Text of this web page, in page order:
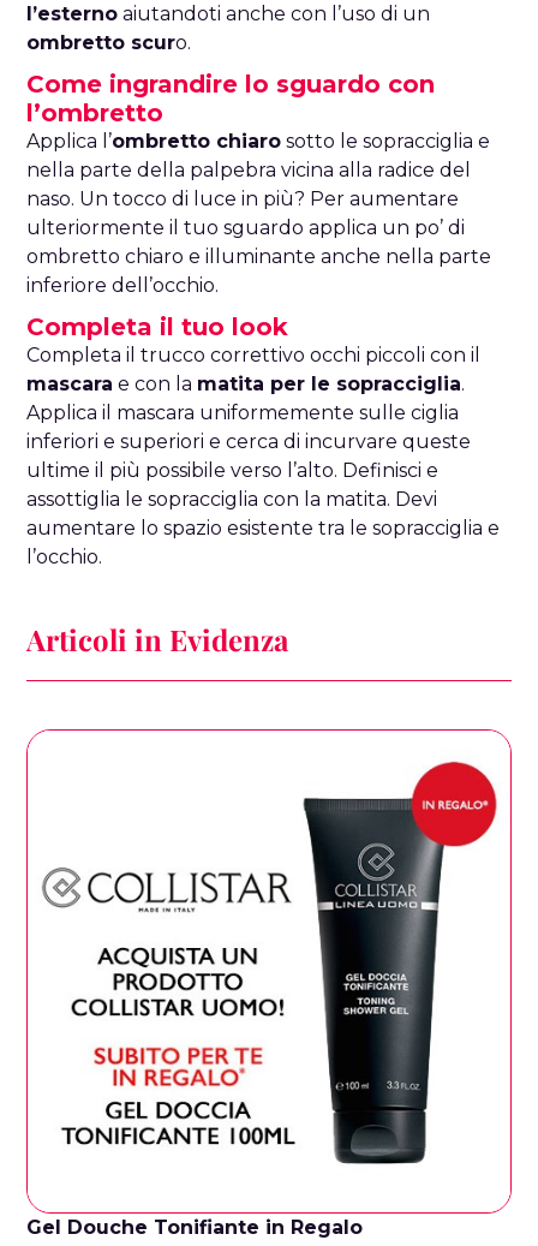
l’esterno aiutandoti anche con l’uso di un
ombretto scuro.
Come ingrandire lo sguardo con
l’ombretto
Applica l’ombretto chiaro sotto le sopracciglia e
nella parte della palpebra vicina alla radice del
naso. Un tocco di luce in più? Per aumentare
ulteriormente il tuo sguardo applica un po’ di
ombretto chiaro e illuminante anche nella parte
inferiore dell’occhio.
Completa il tuo look
Completa il trucco correttivo occhi piccoli con il
mascara e con la matita per le sopracciglia.
Applica il mascara uniformemente sulle ciglia
inferiori e superiori e cerca di incurvare queste
ultime il più possibile verso l’alto. Definisci e
assottiglia le sopracciglia con la matita. Devi
aumentare lo spazio esistente tra le sopracciglia e
l’occhio.
Articoli in Evidenza
Gel Douche Tonifiante in Regalo